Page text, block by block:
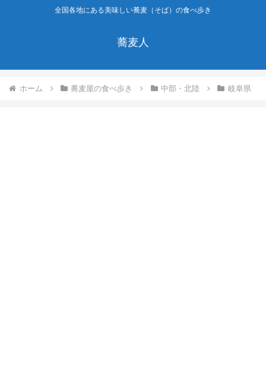
全国各地にある美味しい蕎麦（そば）の食べ歩き
蕎麦人
ホーム 蕎麦屋の食べ歩き 中部・北陸 岐阜県